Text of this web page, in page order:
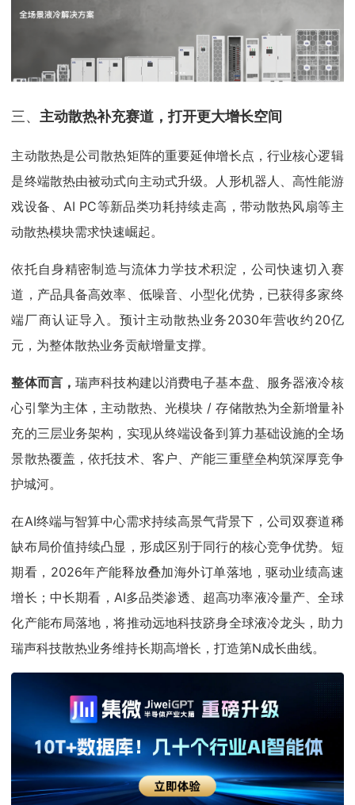
三、 主动散热补充赛道，打开更大增长空间
主动散热是公司散热矩阵的重要延伸增长点，行业核心逻辑
是终端散热由被动式向主动式升级。人形机器人、高性能游
戏设备、AI PC等新品类功耗持续走高，带动散热风扇等主
动散热模块需求快速崛起。
依托自身精密制造与流体力学技术积淀，公司快速切入赛
道，产品具备高效率、低噪音、小型化优势，已获得多家终
端厂商认证导入。预计主动散热业务2030年营收约20亿
元，为整体散热业务贡献增量支撑。
整体而言，瑞声科技构建以消费电子基本盘、服务器液冷核
心引擎为主体，主动散热、光模块 / 存储散热为全新增量补
充的三层业务架构，实现从终端设备到算力基础设施的全场
景散热覆盖，依托技术、客户、产能三重壁垒构筑深厚竞争
护城河。
在AI终端与智算中心需求持续高景气背景下，公司双赛道稀
缺布局价值持续凸显，形成区别于同行的核心竞争优势。短
期看，2026年产能释放叠加海外订单落地，驱动业绩高速
增长；中长期看，AI多品类渗透、超高功率液冷量产、全球
化产能布局落地，将推动远地科技跻身全球液冷龙头，助力
瑞声科技散热业务维持长期高增长，打造第N成长曲线。